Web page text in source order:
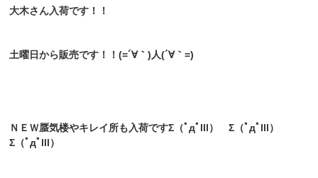
大木さん入荷です！！
土曜日から販売です！！(=´∀｀)人(´∀｀=)
ＮＥＷ蜃気楼やキレイ所も入荷ですΣ（ﾟдﾟlll） Σ（ﾟдﾟlll）
Σ（ﾟдﾟlll）